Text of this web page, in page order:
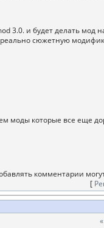
3.0. и будет делать
сюжетную
моды которые все еще
комментарии
[
«